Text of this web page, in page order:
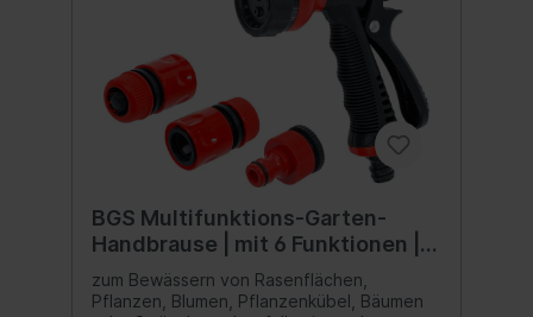
BGS Multifunktions-Garten-
Handbrause | mit 6 Funktionen |
5-tlg.
zum Bewässern von Rasenflächen,
Pflanzen, Blumen, Pflanzenkübel, Bäumen